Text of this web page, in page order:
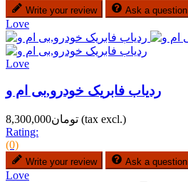
Write your review Ask a question
Love
Love
ردیاب فابریک خودرو,بی ام و
تومان8,300,000 (tax excl.)
Rating:
(0)
Write your review Ask a question
Love